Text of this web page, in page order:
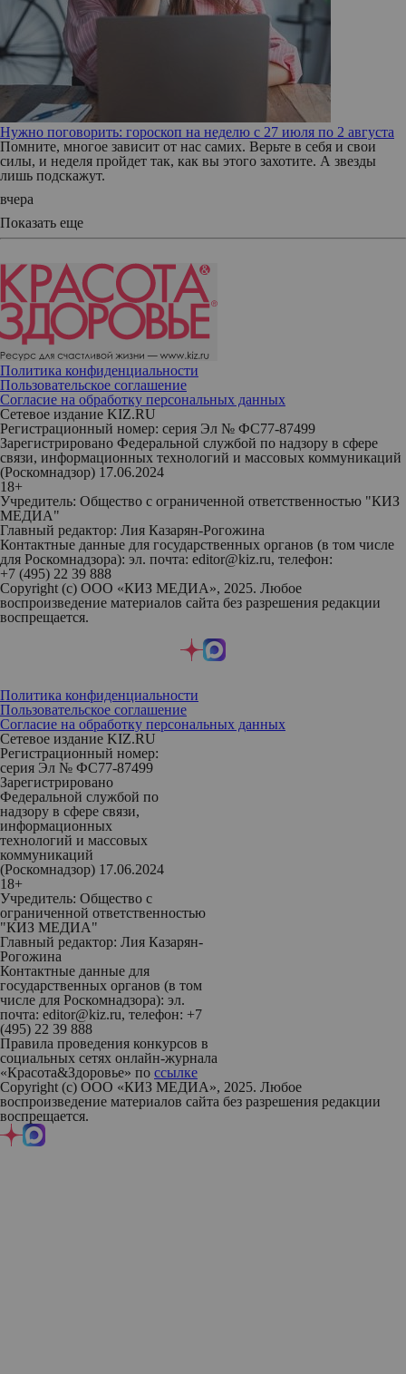
Нужно поговорить: гороскоп на неделю с 27 июля по 2 августа
Помните, многое зависит от нас самих. Верьте в себя и свои
силы, и неделя пройдет так, как вы этого захотите. А звезды
лишь подскажут.
вчера
Показать еще
Политика конфиденциальности
Пользовательское соглашение
Согласие на обработку персональных данных
Сетевое издание KIZ.RU
Регистрационный номер: серия Эл № ФС77-87499
Зарегистрировано Федеральной службой по надзору в сфере
связи, информационных технологий и массовых коммуникаций
(Роскомнадзор) 17.06.2024
18+
Учредитель: Общество с ограниченной ответственностью "КИЗ
МЕДИА"
Главный редактор: Лия Казарян-Рогожина
Контактные данные для государственных органов (в том числе
для Роскомнадзора): эл. почта: editor@kiz.ru, телефон:
+7 (495) 22 39 888
Copyright (с) ООО «КИЗ МЕДИА», 2025. Любое
воспроизведение материалов сайта без разрешения редакции
воспрещается.
Политика конфиденциальности
Пользовательское соглашение
Согласие на обработку персональных данных
Сетевое издание KIZ.RU
Регистрационный номер:
серия Эл № ФС77-87499
Зарегистрировано
Федеральной службой по
надзору в сфере связи,
информационных
технологий и массовых
коммуникаций
(Роскомнадзор) 17.06.2024
18+
Учредитель: Общество с
ограниченной ответственностью
"КИЗ МЕДИА"
Главный редактор: Лия Казарян-
Рогожина
Контактные данные для
государственных органов (в том
числе для Роскомнадзора): эл.
почта: editor@kiz.ru, телефон: +7
(495) 22 39 888
Правила проведения конкурсов в
социальных сетях онлайн-журнала
«Красота&Здоровье» по ссылке
Copyright (с) ООО «КИЗ МЕДИА», 2025. Любое
воспроизведение материалов сайта без разрешения редакции
воспрещается.